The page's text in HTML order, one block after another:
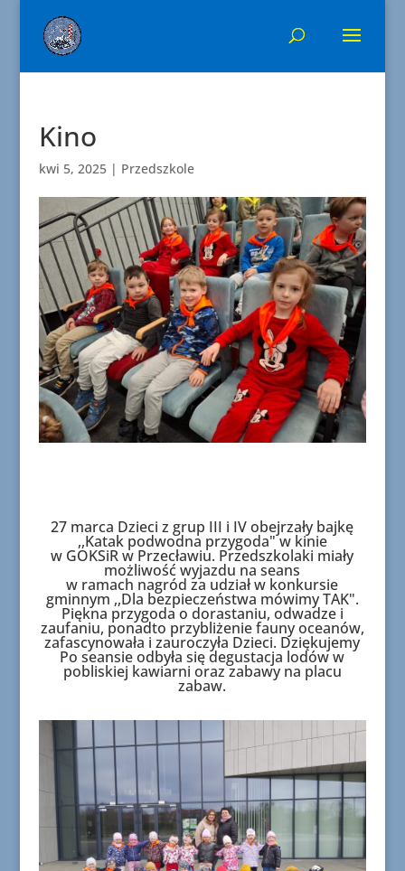
Kino
kwi 5, 2025| Przedszkole
27 marca Dzieci z grup III i IV obejrzały bajkę
,,Katak podwodna przygoda" w kinie
w GOKSiR w Przecławiu. Przedszkolaki miały
możliwość wyjazdu na seans
w ramach nagród za udział w konkursie
gminnym ,,Dla bezpieczeństwa mówimy TAK".
Piękna przygoda o dorastaniu, odwadze i
zaufaniu, ponadto przybliżenie fauny oceanów,
zafascynowała i zauroczyła Dzieci. Dziękujemy
Po seansie odbyła się degustacja lodów w
pobliskiej kawiarni oraz zabawy na placu
zabaw.